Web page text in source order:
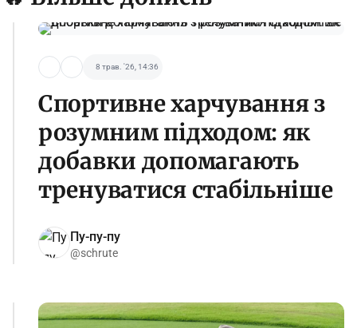
8 трав. '26, 14:36
Спортивне харчування з
розумним підходом: як
добавки допомагають
тренуватися стабільніше
Пу-пу-пу
@schrute